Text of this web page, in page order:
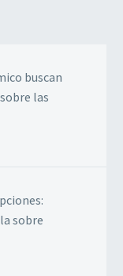
buscan
las
sobre